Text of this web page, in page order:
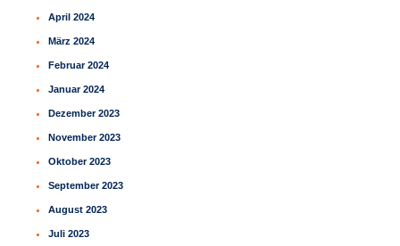
April 2024
März 2024
Februar 2024
Januar 2024
Dezember 2023
November 2023
Oktober 2023
September 2023
August 2023
Juli 2023